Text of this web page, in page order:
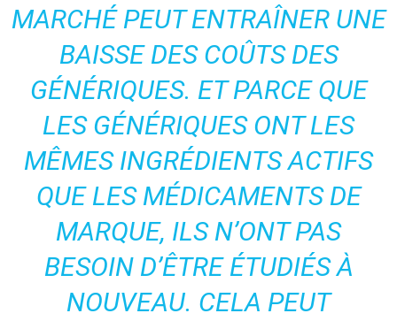
MARCHÉ PEUT ENTRAÎNER UNE
BAISSE DES COÛTS DES
GÉNÉRIQUES. ET PARCE QUE
LES GÉNÉRIQUES ONT LES
MÊMES INGRÉDIENTS ACTIFS
QUE LES MÉDICAMENTS DE
MARQUE, ILS N’ONT PAS
BESOIN D’ÊTRE ÉTUDIÉS À
NOUVEAU. CELA PEUT